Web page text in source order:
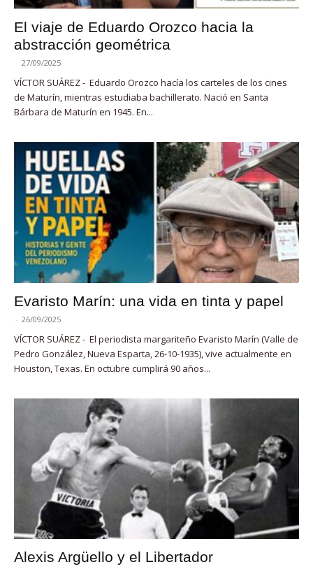
El viaje de Eduardo Orozco hacia la
abstracción geométrica
- 27/09/2025
VÍCTOR SUÁREZ - Eduardo Orozco hacía los carteles de los cines
de Maturín, mientras estudiaba bachillerato. Nació en Santa
Bárbara de Maturín en 1945. En...
Evaristo Marín: una vida en tinta y papel
- 26/09/2025
VÍCTOR SUÁREZ - El periodista margariteño Evaristo Marín (Valle de
Pedro González, Nueva Esparta, 26-10-1935), vive actualmente en
Houston, Texas. En octubre cumplirá 90 años...
Alexis Argüello y el Libertador